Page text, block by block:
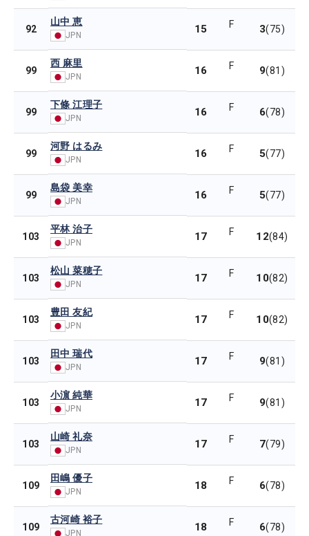
92
山中 恵
JPN 15 F 3(75)
99
西 麻里
JPN 16 F 9(81)
99
下條 江理子
JPN 16 F 6(78)
99
河野 はるみ
JPN 16 F 5(77)
99
島袋 美幸
JPN 16 F 5(77)
103
平林 治子
JPN 17 F 12(84)
103
松山 菜穂子
JPN 17 F 10(82)
103
豊田 友紀
JPN 17 F 10(82)
103
田中 瑞代
JPN 17 F 9(81)
103
小濵 純華
JPN 17 F 9(81)
103
山崎 礼奈
JPN 17 F 7(79)
109
田嶋 優子
JPN 18 F 6(78)
109
古河崎 裕子
JPN 18 F 6(78)